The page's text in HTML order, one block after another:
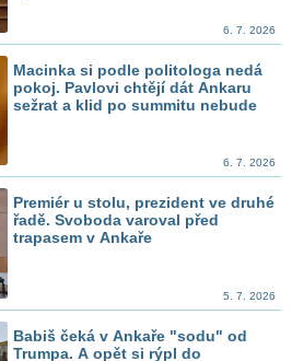
6. 7. 2026
Macinka si podle politologa nedá
pokoj. Pavlovi chtějí dát Ankaru
sežrat a klid po summitu nebude
6. 7. 2026
Premiér u stolu, prezident ve druhé
řadě. Svoboda varoval před
trapasem v Ankaře
5. 7. 2026
Babiš čeká v Ankaře "sodu" od
Trumpa. A opět si rýpl do